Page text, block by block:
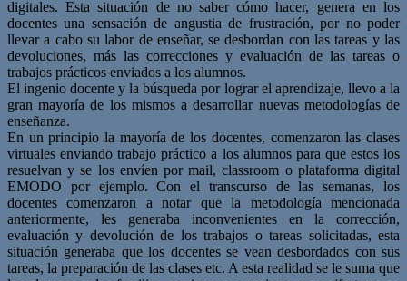
digitales. Esta situación de no saber cómo hacer, genera en los
docentes una sensación de angustia de frustración, por no poder
llevar a cabo su labor de enseñar, se desbordan con las tareas y las
devoluciones, más las correcciones y evaluación de las tareas o
trabajos prácticos enviados a los alumnos.
El ingenio docente y la búsqueda por lograr el aprendizaje, llevo a la
gran mayoría de los mismos a desarrollar nuevas metodologías de
enseñanza.
En un principio la mayoría de los docentes, comenzaron las clases
virtuales enviando trabajo práctico a los alumnos para que estos los
resuelvan y se los envíen por mail, classroom o plataforma digital
EMODO por ejemplo. Con el transcurso de las semanas, los
docentes comenzaron a notar que la metodología mencionada
anteriormente, les generaba inconvenientes en la corrección,
evaluación y devolución de los trabajos o tareas solicitadas, esta
situación generaba que los docentes se vean desbordados con sus
tareas, la preparación de las clases etc. A esta realidad se le suma que